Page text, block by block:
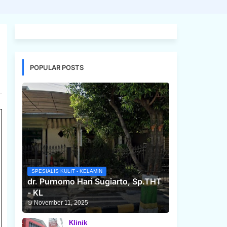
POPULAR POSTS
SPESIALIS KULIT - KELAMIN
dr. Purnomo Hari Sugiarto, Sp.THT
- KL
November 11, 2025
Klinik